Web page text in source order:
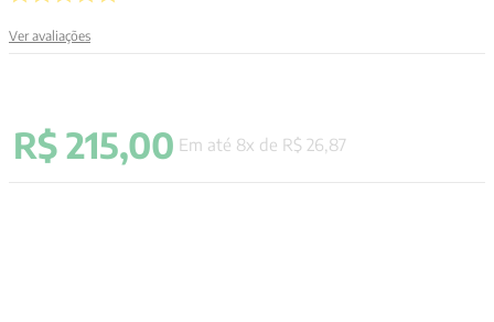
Ver avaliações
R$ 215,00 Em até 8x de R$ 26 87